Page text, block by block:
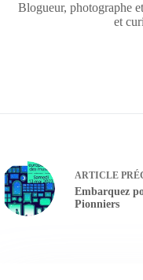
Blogueur, photographe
et
ARTICLE
Embarquez
Pionniers